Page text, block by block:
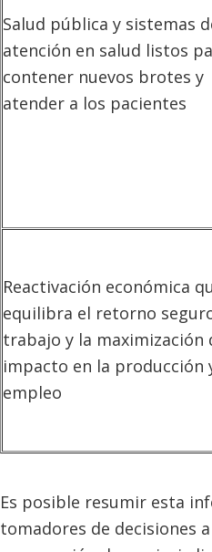
Salud pública y sistemas
atención en salud listos
contener nuevos brotes y
atender a los pacientes
Reactivación económica
equilibra el retorno
trabajo y la maximización
impacto en la producción
empleo
Es posible resumir esta
tomadores de decisiones